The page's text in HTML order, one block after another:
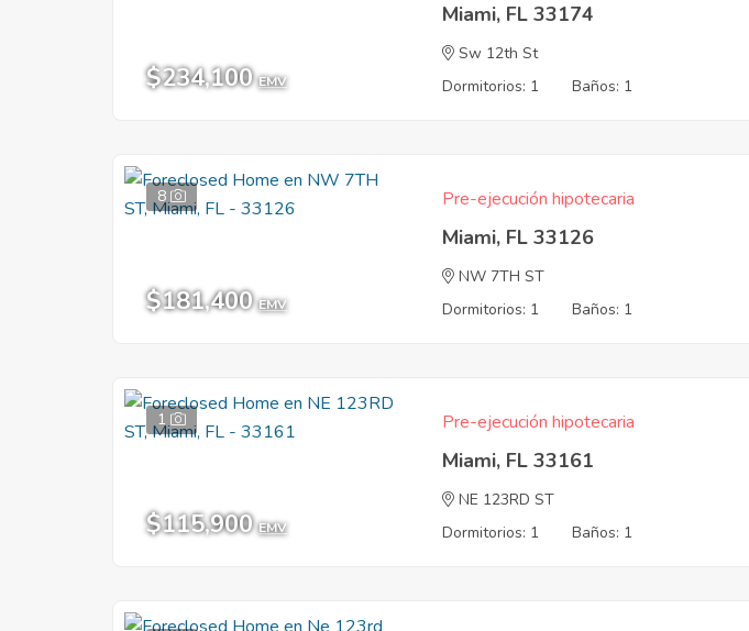
$234,100 EMV
Miami, FL 33174
Sw 12th St
Dormitorios: 1
Baños: 1
8
$181,400 EMV
Pre-ejecución hipotecaria
Miami, FL 33126
NW 7TH ST
Dormitorios: 1
Baños: 1
1
$115,900 EMV
Pre-ejecución hipotecaria
Miami, FL 33161
NE 123RD ST
Dormitorios: 1
Baños: 1